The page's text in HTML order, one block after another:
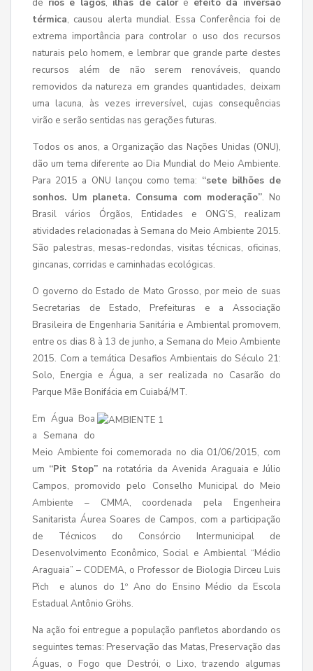
de rios e lagos, ilhas de calore efeito da inversão
térmica, causou alerta mundial. Essa Conferência foi de
extrema importância para controlar o uso dos recursos
naturais pelo homem, e lembrar que grande parte destes
recursos além de não serem renováveis, quando
removidos da natureza em grandes quantidades, deixam
uma lacuna, às vezes irreversível, cujas consequências
virão e serão sentidas nas gerações futuras.
Todos os anos, a Organização das Nações Unidas (ONU),
dão um tema diferente ao Dia Mundial do Meio Ambiente.
Para 2015 a ONU lançou como tema: “sete bilhões de
sonhos. Um planeta. Consuma com moderação”. No
Brasil vários Órgãos, Entidades e ONG’S, realizam
atividades relacionadas à Semana do Meio Ambiente 2015.
São palestras, mesas-redondas, visitas técnicas, oficinas,
gincanas, corridas e caminhadas ecológicas.
O governo do Estado de Mato Grosso, por meio de suas
Secretarias de Estado, Prefeituras e a Associação
Brasileira de Engenharia Sanitária e Ambiental promovem,
entre os dias 8 à 13 de junho, a Semana do Meio Ambiente
2015. Com a temática Desafios Ambientais do Século 21:
Solo, Energia e Água, a ser realizada no Casarão do
Parque Mãe Bonifácia em Cuiabá/MT.
Em Água Boa
a Semana do
Meio Ambiente foi comemorada no dia 01/06/2015, com
um “Pit Stop” na rotatória da Avenida Araguaia e Júlio
Campos, promovido pelo Conselho Municipal do Meio
Ambiente – CMMA, coordenada pela Engenheira
Sanitarista Áurea Soares de Campos, com a participação
de Técnicos do Consórcio Intermunicipal de
Desenvolvimento Econômico, Social e Ambiental “Médio
Araguaia” – CODEMA, o Professor de Biologia Dirceu Luis
Pich e alunos do 1º Ano do Ensino Médio da Escola
Estadual Antônio Gröhs.
Na ação foi entregue a população panfletos abordando os
seguintes temas: Preservação das Matas, Preservação das
Águas, o Fogo que Destrói, o Lixo, trazendo algumas